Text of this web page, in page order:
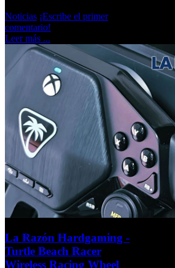
Noticias ¡Escribe el primer
comentario!
Leer más ...
La Razón Hardgaming -
Turtle Beach Racer
Wireless Racing Wheel